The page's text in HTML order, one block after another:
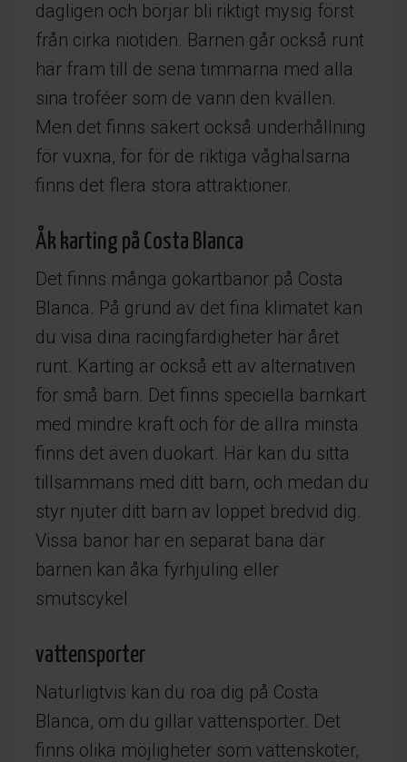
dagligen och börjar bli riktigt mysig först
från cirka niotiden. Barnen går också runt
här fram till de sena timmarna med alla
sina troféer som de vann den kvällen.
Men det finns säkert också underhållning
för vuxna, för för de riktiga våghalsarna
finns det flera stora attraktioner.
Åk karting på Costa Blanca
Det finns många gokartbanor på Costa
Blanca. På grund av det fina klimatet kan
du visa dina racingfärdigheter här året
runt. Karting är också ett av alternativen
för små barn. Det finns speciella barnkart
med mindre kraft och för de allra minsta
finns det även duokart. Här kan du sitta
tillsammans med ditt barn, och medan du
styr njuter ditt barn av loppet bredvid dig.
Vissa banor har en separat bana där
barnen kan åka fyrhjuling eller
smutscykel
vattensporter
Naturligtvis kan du roa dig på Costa
Blanca, om du gillar vattensporter. Det
finns olika möjligheter som vattenskoter,